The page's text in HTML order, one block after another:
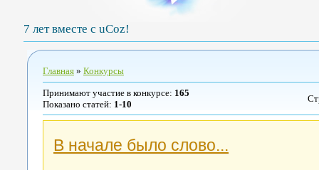
7 лет вместе с uCoz!
Главная » Конкурсы
Принимают участие в конкурсе: 165
Показано статей: 1-10
В начале было слово...